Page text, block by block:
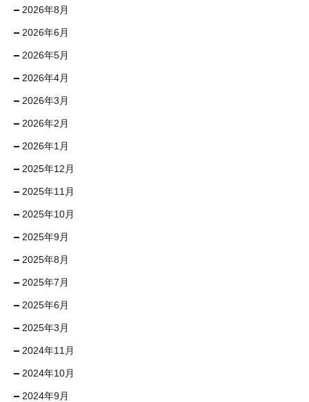
2026年8月
2026年6月
2026年5月
2026年4月
2026年3月
2026年2月
2026年1月
2025年12月
2025年11月
2025年10月
2025年9月
2025年8月
2025年7月
2025年6月
2025年3月
2024年11月
2024年10月
2024年9月